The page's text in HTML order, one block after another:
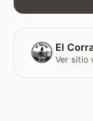
El
Ver sitio